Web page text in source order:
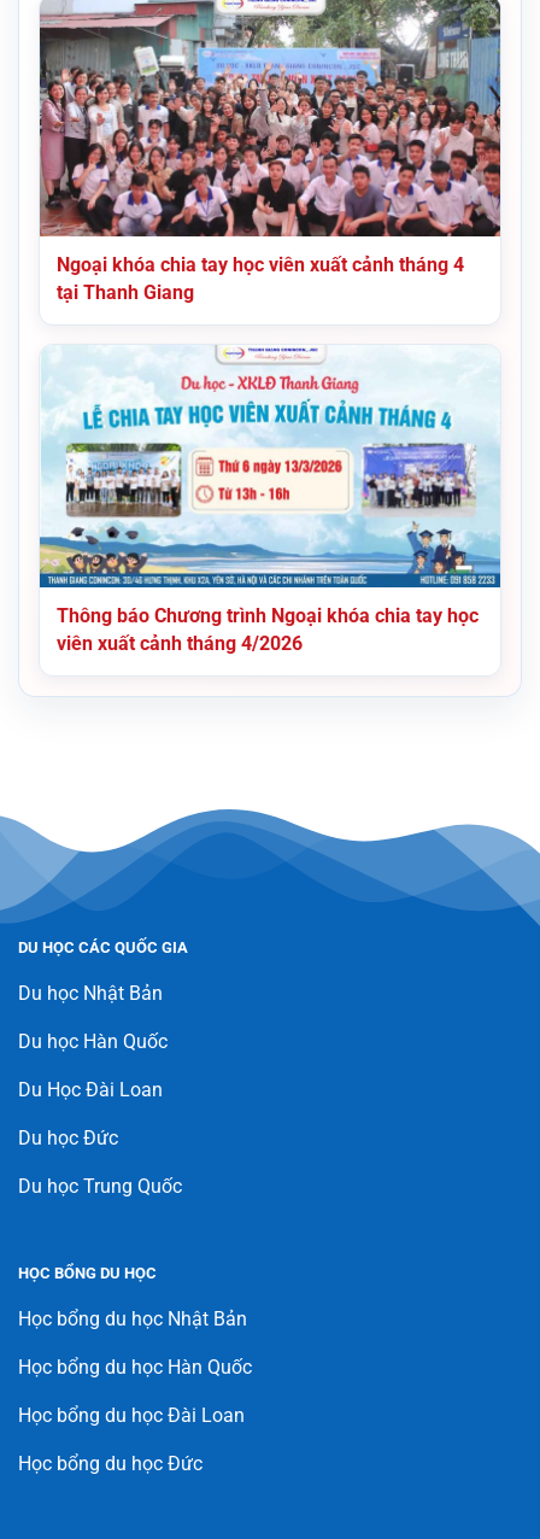
Ngoại khóa chia tay học viên xuất cảnh tháng 4
tại Thanh Giang
Thông báo Chương trình Ngoại khóa chia tay học
viên xuất cảnh tháng 4/2026
DU HỌC CÁC QUỐC GIA
Du học Nhật Bản
Du học Hàn Quốc
Du Học Đài Loan
Du học Đức
Du học Trung Quốc
HỌC BỔNG DU HỌC
Học bổng du học Nhật Bản
Học bổng du học Hàn Quốc
Học bổng du học Đài Loan
Học bổng du học Đức